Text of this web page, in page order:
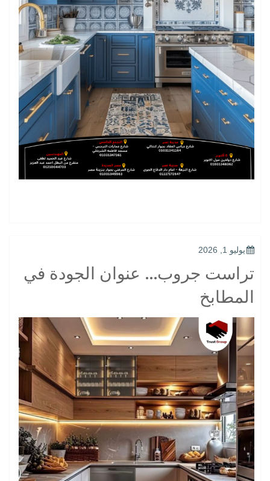
POSTED
يوليو 1, 2026
تراست جروب… عنوان الجودة في
المطابخ